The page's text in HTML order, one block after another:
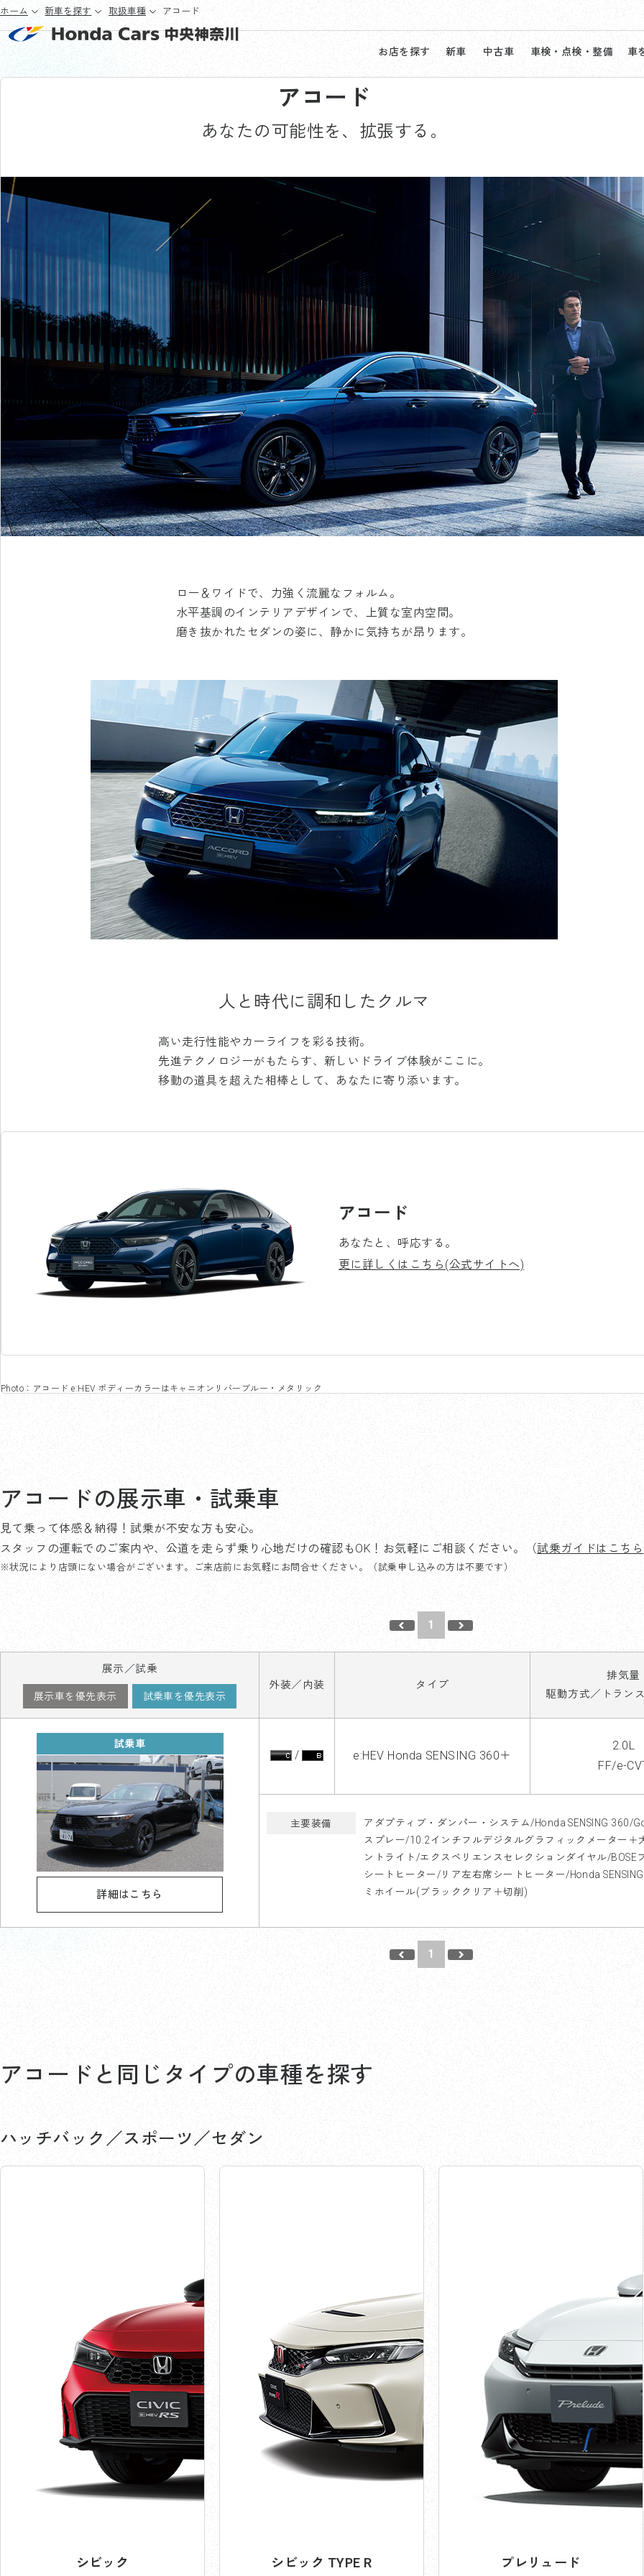
お店を探す 新車 中古車 車検・点検・整備 車
ホーム 新車を探す 取扱車種 アコード
アコード
あなたの可能性を、拡張する。
ロー＆ワイドで、力強く流麗なフォルム。
水平基調のインテリアデザインで、上質な室内空間。
磨き抜かれたセダンの姿に、静かに気持ちが昂ります。
人と時代に調和したクルマ
高い走行性能やカーライフを彩る技術。
先進テクノロジーがもたらす、新しいドライブ体験がここに。
移動の道具を超えた相棒として、あなたに寄り添います。
アコード
あなたと、呼応する。
更に詳しくはこちら(公式サイトへ)
Photo：アコード e:HEV ボディーカラーはキャニオンリバーブルー・メタリック
アコードの展示車・試乗車
見て乗って体感＆納得！試乗が不安な方も安心。
スタッフの運転でのご案内や、公道を走らず乗り心地だけの確認もOK！お気軽にご相談ください。（試乗ガイドはこちら
状況により店頭にない場合がございます。ご来店前にお気軽にお問合せください。（試乗申し込みの方は不要です）
1
展示／試乗
外装／内装
タイプ
排気量
駆動方式／トラン
試乗車
e:HEV Honda SENSING 360＋
2.0L
FF/e-
主要装備
アダプティブ・ダンパー・システム/Honda SENSING 360/
スプレー/10.2インチフルデジタルグラフィックメーター
ントライト/エクスペリエンスセレクションダイヤル/
シートヒーター/リア左右席シートヒーター/Honda
ミホイール(ブラッククリア＋切削)
1
アコードと同じ タイプの車種を探す
ハッチバック／スポーツ／セダン
シビック シビック TYPE R プレリュード